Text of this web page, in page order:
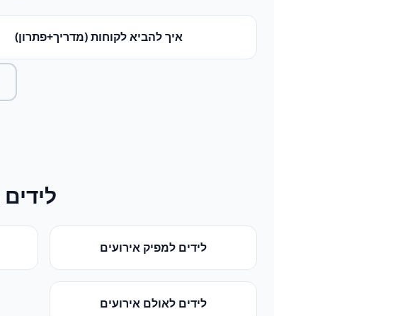
איך להביא לקוחות (מדריך+פתרון)
לידים
לידים למפיק אירועים
לידים לאולם אירועים